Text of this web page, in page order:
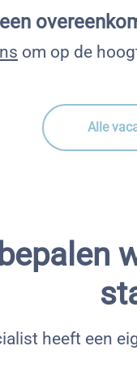
om op de
Alle
heeft een